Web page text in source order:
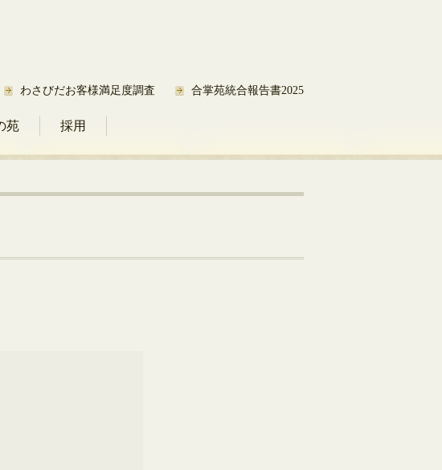
わさびだお客様満足度調査 合掌苑統合報告書2025
苑 採用